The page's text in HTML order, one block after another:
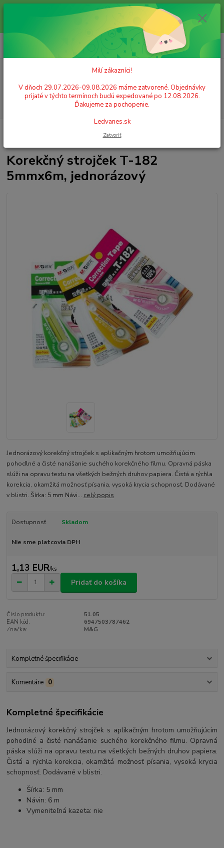
Milí zákazníci! V dňoch 29.07.2026-09.08.2026 máme zatvorené.
Objednávky prijaté v týchto termínoch budú expedované po 12.08.2026.
Ďakujeme za pochopenie. Ledvanes.sk
+421 908 755 958
Po. - Pia. od 9:00 hod. - 16:00 hod.
za0,00 EUR
Korekčný strojček T-182 5mmx6m, jednorázový
Korekčný strojček T-182
5mmx6m, jednorázový
Jednorázový korekčný strojček s aplikačným hrotom umožňujúcim
pohodlné a čisté nanášanie suchého korekčného filmu. Opravná páska
slúži na opravu textu na všetkých bežných druhov papiera. Čistá a rýchla
korekcia, okamžitá možnosť písania, vysoká krycia schopnosť. Dodávané
v blistri. Šírka: 5 mm Návi... celý popis
Dostupnosť Skladom
Nie sme platcovia DPH
1,13 EUR/ks
Pridať do košíka
Číslo produktu:
51.05
EAN kód:
6947503787462
Značka:
M&G
Kompletné špecifikácie
Komentáre 0
Kompletné špecifikácie
Jednorázový korekčný strojček s aplikačným hrotom umožňujúcim
pohodlné a čisté nanášanie suchého korekčného filmu. Opravná
páska slúži na opravu textu na všetkých bežných druhov papiera.
Čistá a rýchla korekcia, okamžitá možnosť písania, vysoká krycia
schopnosť. Dodávané v blistri.
Šírka: 5 mm
Návin: 6 m
Vymeniteľná kazeta: nie
Milí zákazníci!
V dňoch 29.07.2026-09.08.2026 máme zatvorené. Objednávky
prijaté v týchto termínoch budú expedované po 12.08.2026.
Ďakujeme za pochopenie.
Ledvanes.sk
Zatvoriť